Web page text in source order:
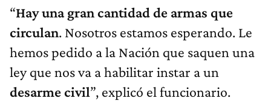
“Hay una gran cantidad de armas que
circulan. Nosotros estamos esperando. Le
hemos pedido a la Nación que saquen una
ley que nos va a habilitar instar a un
desarme civil”, explicó el funcionario.